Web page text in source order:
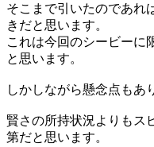
そこまで引いたのであれ
きだと思います。
これは今回のシービーに
と思います。
しかしながら懸念点もあ
賢さの所持状況よりもス
第だと思います。